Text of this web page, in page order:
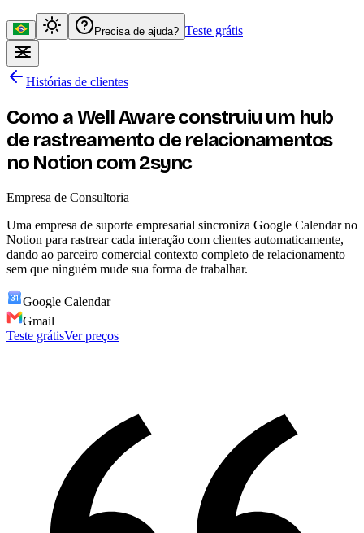
Precisa de ajuda? Teste grátis
Histórias de clientes
Como a Well Aware construiu um hub
de rastreamento de relacionamentos
no Notion com 2sync
Empresa de Consultoria
Uma empresa de suporte empresarial sincroniza Google Calendar no
Notion para rastrear cada interação com clientes automaticamente,
dando ao parceiro comercial contexto completo de relacionamento
sem que ninguém mude sua forma de trabalhar.
Google Calendar
Gmail
Teste grátisVer preços